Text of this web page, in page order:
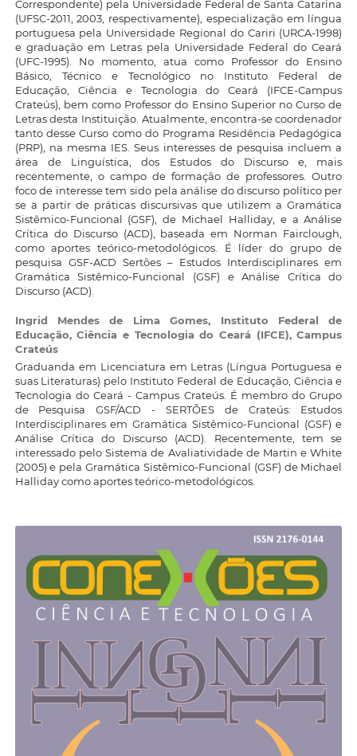
Correspondente) pela Universidade Federal de Santa Catarina
(UFSC-2011, 2003, respectivamente), especialização em língua
portuguesa pela Universidade Regional do Cariri (URCA-1998)
e graduação em Letras pela Universidade Federal do Ceará
(UFC-1995). No momento, atua como Professor do Ensino
Básico, Técnico e Tecnológico no Instituto Federal de
Educação, Ciência e Tecnologia do Ceará (IFCE-Campus
Crateús), bem como Professor do Ensino Superior no Curso de
Letras desta Instituição. Atualmente, encontra-se coordenador
tanto desse Curso como do Programa Residência Pedagógica
(PRP), na mesma IES. Seus interesses de pesquisa incluem a
área de Linguística, dos Estudos do Discurso e, mais
recentemente, o campo de formação de professores. Outro
foco de interesse tem sido pela análise do discurso político per
se a partir de práticas discursivas que utilizem a Gramática
Sistêmico-Funcional (GSF), de Michael Halliday, e a Análise
Crítica do Discurso (ACD), baseada em Norman Fairclough,
como aportes teórico-metodológicos. É líder do grupo de
pesquisa GSF-ACD Sertões – Estudos Interdisciplinares em
Gramática Sistêmico-Funcional (GSF) e Análise Crítica do
Discurso (ACD).
Ingrid Mendes de Lima Gomes, Instituto Federal de
Educação, Ciência e Tecnologia do Ceará (IFCE), Campus
Crateús
Graduanda em Licenciatura em Letras (Língua Portuguesa e
suas Literaturas) pelo Instituto Federal de Educação, Ciência e
Tecnologia do Ceará - Campus Crateús. É membro do Grupo
de Pesquisa GSF/ACD - SERTÕES de Crateús: Estudos
Interdisciplinares em Gramática Sistêmico-Funcional (GSF) e
Análise Crítica do Discurso (ACD). Recentemente, tem se
interessado pelo Sistema de Avaliatividade de Martin e White
(2005) e pela Gramática Sistêmico-Funcional (GSF) de Michael
Halliday como aportes teórico-metodológicos.